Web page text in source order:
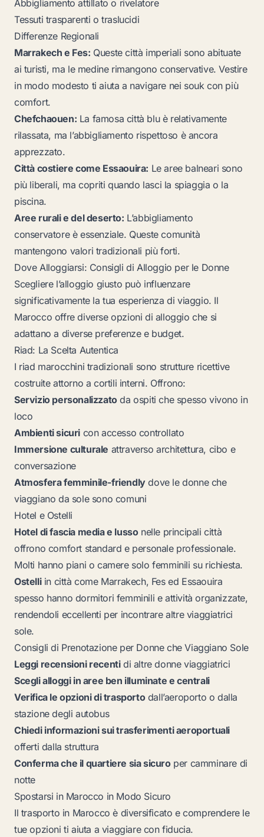
Abbigliamento attillato o rivelatore
Tessuti trasparenti o traslucidi
Differenze Regionali
Marrakech e Fes: Queste città imperiali sono abituate
ai turisti, ma le medine rimangono conservative. Vestire
in modo modesto ti aiuta a navigare nei souk con più
comfort.
Chefchaouen: La famosa città blu è relativamente
rilassata, ma l’abbigliamento rispettoso è ancora
apprezzato.
Città costiere come Essaouira: Le aree balneari sono
più liberali, ma copriti quando lasci la spiaggia o la
piscina.
Aree rurali e del deserto: L’abbigliamento
conservatore è essenziale. Queste comunità
mantengono valori tradizionali più forti.
Dove Alloggiarsi: Consigli di Alloggio per le Donne
Scegliere l’alloggio giusto può influenzare
significativamente la tua esperienza di viaggio. Il
Marocco offre diverse opzioni di alloggio che si
adattano a diverse preferenze e budget.
Riad: La Scelta Autentica
I riad marocchini tradizionali sono strutture ricettive
costruite attorno a cortili interni. Offrono:
Servizio personalizzatoda ospiti che spesso vivono in
loco
Ambienti sicuri con accesso controllato
Immersione culturale attraverso architettura, cibo e
conversazione
Atmosfera femminile-friendlydove le donne che
viaggiano da sole sono comuni
Hotel e Ostelli
Hotel di fascia media e lussonelle principali città
offrono comfort standard e personale professionale.
Molti hanno piani o camere solo femminili su richiesta.
Ostelliin città come Marrakech, Fes ed Essaouira
spesso hanno dormitori femminili e attività organizzate,
rendendoli eccellenti per incontrare altre viaggiatrici
sole.
Consigli di Prenotazione per Donne che Viaggiano Sole
Leggi recensioni recentidi altre donne viaggiatrici
Scegli alloggi in aree ben illuminate e centrali
Verifica le opzioni di trasportodall’aeroporto o dalla
stazione degli autobus
Chiedi informazioni sui trasferimenti aeroportuali
offerti dalla struttura
Conferma che il quartiere sia sicuroper camminare di
notte
Spostarsi in Marocco in Modo Sicuro
Il trasporto in Marocco è diversificato e comprendere le
tue opzioni ti aiuta a viaggiare con fiducia.